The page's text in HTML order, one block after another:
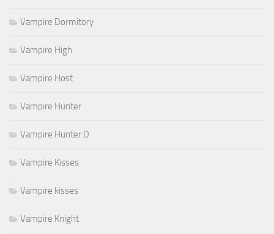
Vampire Dormitory
Vampire High
Vampire Host
Vampire Hunter
Vampire Hunter D
Vampire Kisses
Vampire kisses
Vampire Knight